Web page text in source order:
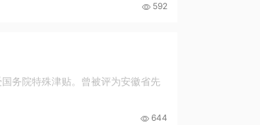
592
院特殊津贴。曾被评为安徽省先
644